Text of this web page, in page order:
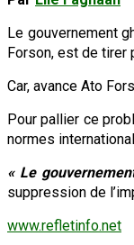
Le gouvernement
Forson, est de
Car, avance Ato
Pour pallier ce
normes
« Le
suppression de
www.refletinfo.net